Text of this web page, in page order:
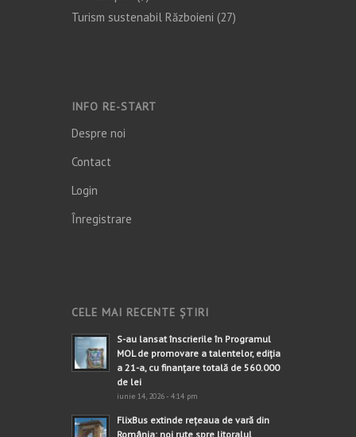
Turism sustenabil Războieni (27)
INFO RE-START
Despre noi
Contact
Login
Înregistrare
CELE MAI RECENTE ȘTIRI
S-au lansat înscrierile în Programul
MOL de promovare a talentelor, ediția
a 21-a, cu finanțare totală de 560.000
de lei
iunie 14, 2026 - 4:14 pm
FlixBus extinde rețeaua de vară din
România: noi rute spre litoralul